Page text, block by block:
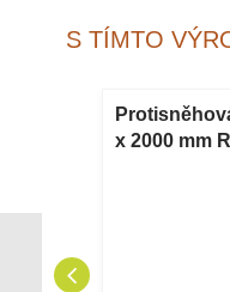
S TÍMTO
x 2000 mm